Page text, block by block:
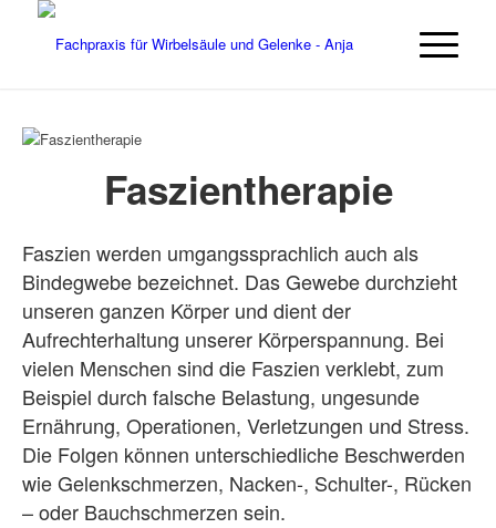
Faszientherapie
Faszien werden umgangssprachlich auch als
Bindegwebe bezeichnet. Das Gewebe durchzieht
unseren ganzen Körper und dient der
Aufrechterhaltung unserer Körperspannung. Bei
vielen Menschen sind die Faszien verklebt, zum
Beispiel durch falsche Belastung, ungesunde
Ernährung, Operationen, Verletzungen und Stress.
Die Folgen können unterschiedliche Beschwerden
wie Gelenkschmerzen, Nacken-, Schulter-, Rücken
– oder Bauchschmerzen sein.